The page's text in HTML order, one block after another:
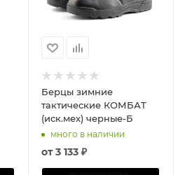
Берцы зимние
тактические КОМБАТ
(иск.мех) черные-Б
много в наличии
от3 133 ₽